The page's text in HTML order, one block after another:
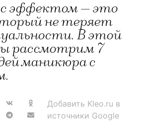
эффектом — это
не теряет
В этой
рассмотрим 7
маникюра с
Добавить Kleo.ru в
источники Google